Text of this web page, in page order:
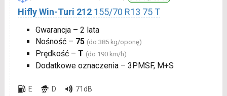
Hifly Win-Turi 212 155/70 R13 75 T
Gwarancja – 2 lata
Nośność – 75 (do 385 kg/oponę)
Prędkość – T (do 190 km/h)
Dodatkowe oznaczenia – 3PMSF, M+S
E D 71dB